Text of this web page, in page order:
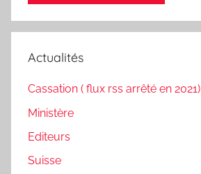
Actualités
Cassation ( flux rss arrêté en 2021)
Ministère
Editeurs
Suisse